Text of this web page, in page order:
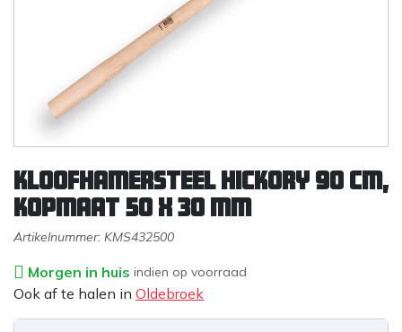
Kloofhamersteel HICKORY 90 cm,
kopmaat 50 x 30 mm
Artikelnummer: KMS432500
Morgen in huis indien op voorraad
Ook af te halen in Oldebroek